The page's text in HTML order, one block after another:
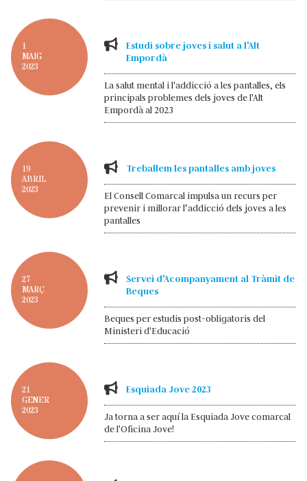
1
MAIG
2023
Estudi sobre joves i salut a l'Alt
Empordà
La salut mental i l'addicció a les pantalles, els
principals problemes dels joves de l'Alt
Empordà al 2023
19
ABRIL
2023
Treballem les pantalles amb joves
El Consell Comarcal impulsa un recurs per
prevenir i millorar l’addicció dels joves a les
pantalles
27
MARÇ
2023
Servei d'Acompanyament al Tràmit de
Beques
Beques per estudis post-obligatoris del
Ministeri d'Educació
21
GENER
2023
Esquiada Jove 2023
Ja torna a ser aquí la Esquiada Jove comarcal
de l'Oficina Jove!